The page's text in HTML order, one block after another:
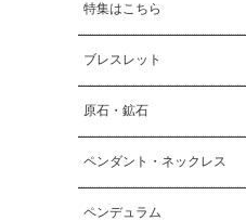
特集はこちら
ブレスレット
原石・鉱石
ペンダント・ネックレス
ペンデュラム